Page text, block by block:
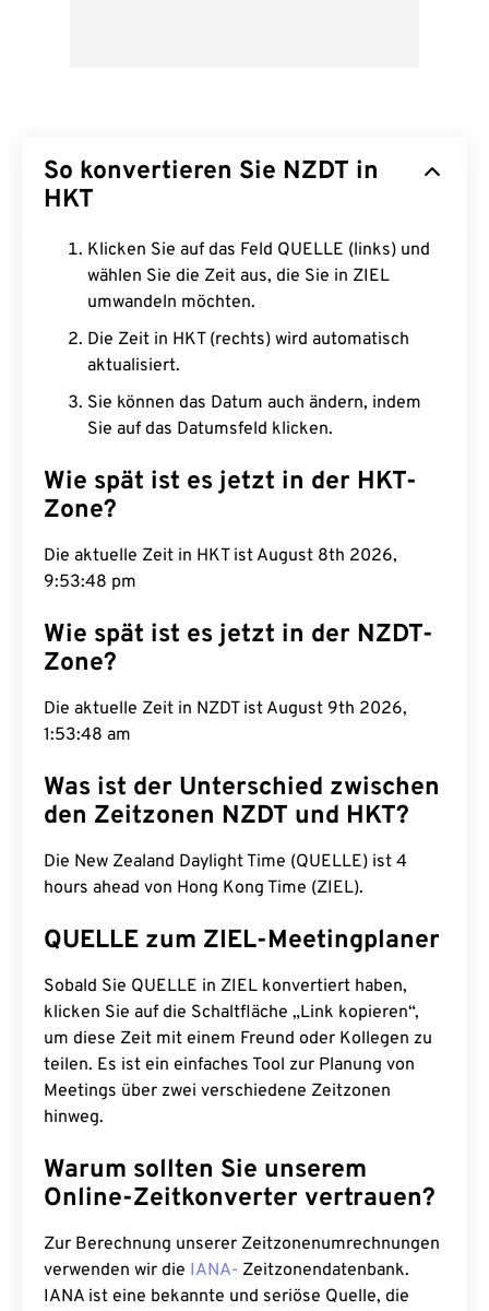
So konvertieren Sie NZDT in
HKT
Klicken Sie auf das Feld QUELLE (links) und
wählen Sie die Zeit aus, die Sie in ZIEL
umwandeln möchten.
Die Zeit in HKT (rechts) wird automatisch
aktualisiert.
Sie können das Datum auch ändern, indem
Sie auf das Datumsfeld klicken.
Wie spät ist es jetzt in der HKT-
Zone?
Die aktuelle Zeit in HKT ist August 8th 2026,
9:53:49 pm
Wie spät ist es jetzt in der NZDT-
Zone?
Die aktuelle Zeit in NZDT ist August 9th 2026,
1:53:49 am
Was ist der Unterschied zwischen
den Zeitzonen NZDT und HKT?
Die New Zealand Daylight Time (QUELLE) ist 4
hours ahead von Hong Kong Time (ZIEL).
QUELLE zum ZIEL-Meetingplaner
Sobald Sie QUELLE in ZIEL konvertiert haben,
klicken Sie auf die Schaltfläche „Link kopieren“,
um diese Zeit mit einem Freund oder Kollegen zu
teilen. Es ist ein einfaches Tool zur Planung von
Meetings über zwei verschiedene Zeitzonen
hinweg.
Warum sollten Sie unserem
Online-Zeitkonverter vertrauen?
Zur Berechnung unserer Zeitzonenumrechnungen
verwenden wir die IANA- Zeitzonendatenbank.
IANA ist eine bekannte und seriöse Quelle, die